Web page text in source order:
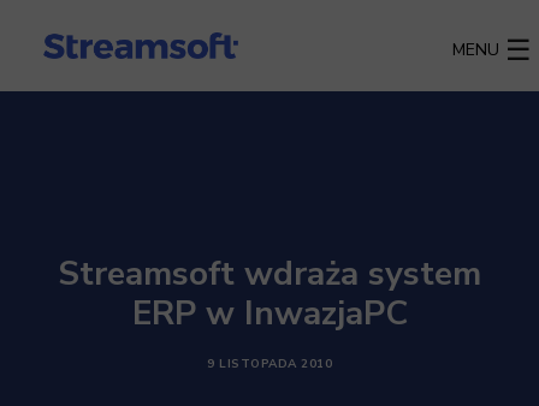
MENU
Streamsoft wdraża system
ERP w InwazjaPC
9 LISTOPADA 2010